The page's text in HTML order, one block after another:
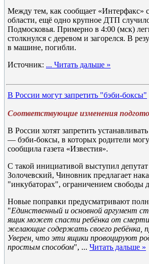
Между тем, как сообщает
области, ещё одно крупное ДТП
Подмосковья. Примерно в 4:00 (мск)
столкнулся с деревом и загорелся. В
в машине, погибли.
Источник: ... Читать дальше »
В России могут запретить "бэби-боксы"
Соответствующие изменения
В России хотят запретить
— бэби-боксы, в которых родители
сообщила газета «Известия».
С такой инициативой выступил
Золочевский, Чиновник предлагает
"инкубаторах", ограничением свободы
Новые поправки предусматривают
"Единственный и основной аргумент
ящик может спасти ребёнка от
желающие содержать своего ребёнка,
Уверен, что эти ящики провоцируют
простым способом", ... Читать дальше »